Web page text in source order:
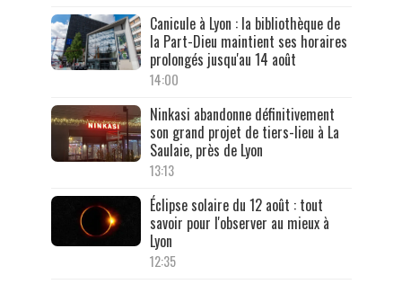
Canicule à Lyon : la bibliothèque de
la Part-Dieu maintient ses horaires
prolongés jusqu'au 14 août
14:00
Ninkasi abandonne définitivement
son grand projet de tiers-lieu à La
Saulaie, près de Lyon
13:13
Éclipse solaire du 12 août : tout
savoir pour l'observer au mieux à
Lyon
12:35